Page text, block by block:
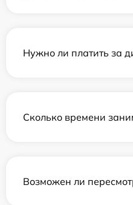
Нужно ли платить за
Сколько времени
Возможен ли